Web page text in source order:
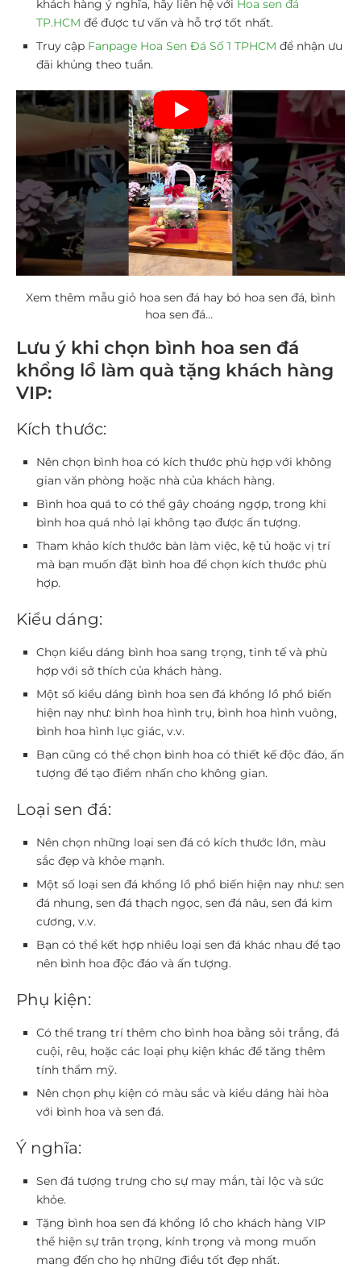
khách hàng ý nghĩa, hãy liên hệ với Hoa sen đá
TP.HCM để được tư vấn và hỗ trợ tốt nhất.
Truy cập Fanpage Hoa Sen Đá Số 1 TPHCM để nhận ưu
đãi khủng theo tuần.
Xem thêm mẫu giỏ hoa sen đá hay bó hoa sen đá, bình
hoa sen đá…
Lưu ý khi chọn bình hoa sen đá
khổng lồ làm quà tặng khách hàng
VIP:
Kích thước:
Nên chọn bình hoa có kích thước phù hợp với không
gian văn phòng hoặc nhà của khách hàng.
Bình hoa quá to có thể gây choáng ngợp, trong khi
bình hoa quá nhỏ lại không tạo được ấn tượng.
Tham khảo kích thước bàn làm việc, kệ tủ hoặc vị trí
mà bạn muốn đặt bình hoa để chọn kích thước phù
hợp.
Kiểu dáng:
Chọn kiểu dáng bình hoa sang trọng, tinh tế và phù
hợp với sở thích của khách hàng.
Một số kiểu dáng bình hoa sen đá khổng lồ phổ biến
hiện nay như: bình hoa hình trụ, bình hoa hình vuông,
bình hoa hình lục giác, v.v.
Bạn cũng có thể chọn bình hoa có thiết kế độc đáo, ấn
tượng để tạo điểm nhấn cho không gian.
Loại sen đá:
Nên chọn những loại sen đá có kích thước lớn, màu
sắc đẹp và khỏe mạnh.
Một số loại sen đá khổng lồ phổ biến hiện nay như: sen
đá nhung, sen đá thạch ngọc, sen đá nâu, sen đá kim
cương, v.v.
Bạn có thể kết hợp nhiều loại sen đá khác nhau để tạo
nên bình hoa độc đáo và ấn tượng.
Phụ kiện:
Có thể trang trí thêm cho bình hoa bằng sỏi trắng, đá
cuội, rêu, hoặc các loại phụ kiện khác để tăng thêm
tính thẩm mỹ.
Nên chọn phụ kiện có màu sắc và kiểu dáng hài hòa
với bình hoa và sen đá.
Ý nghĩa:
Sen đá tượng trưng cho sự may mắn, tài lộc và sức
khỏe.
Tặng bình hoa sen đá khổng lồ cho khách hàng VIP
thể hiện sự trân trọng, kính trọng và mong muốn
mang đến cho họ những điều tốt đẹp nhất.